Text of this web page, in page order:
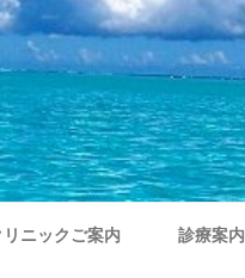
リニックご案内 診療案内